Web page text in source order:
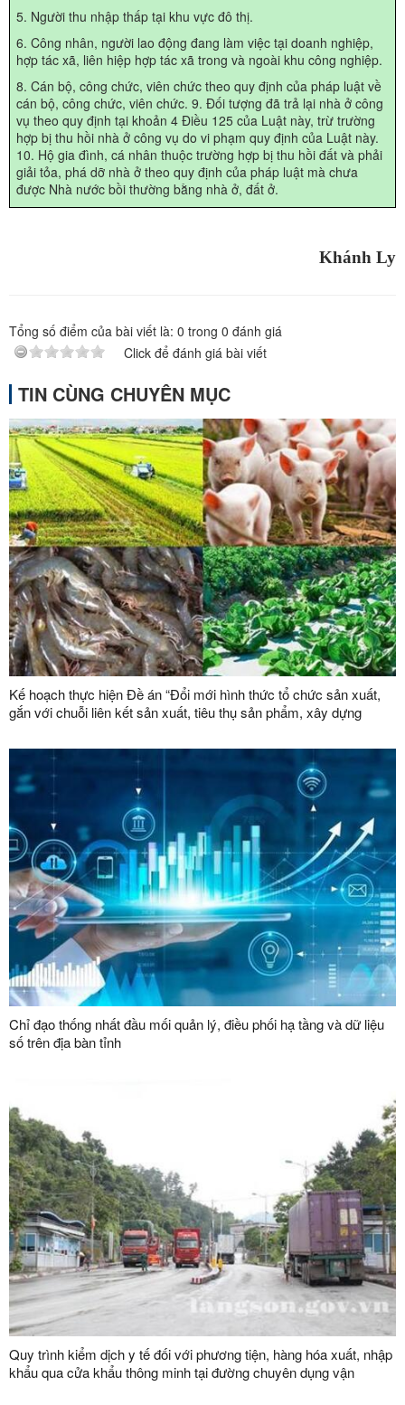
5. Người thu nhập thấp tại khu vực đô thị.
6. Công nhân, người lao động đang làm việc tại doanh nghiệp,
hợp tác xã, liên hiệp hợp tác xã trong và ngoài khu công nghiệp.
8. Cán bộ, công chức, viên chức theo quy định của pháp luật về
cán bộ, công chức, viên chức. 9. Đối tượng đã trả lại nhà ở công
vụ theo quy định tại khoản 4 Điều 125 của Luật này, trừ trường
hợp bị thu hồi nhà ở công vụ do vi phạm quy định của Luật này.
10. Hộ gia đình, cá nhân thuộc trường hợp bị thu hồi đất và phải
giải tỏa, phá dỡ nhà ở theo quy định của pháp luật mà chưa
được Nhà nước bồi thường bằng nhà ở, đất ở.
Khánh Ly
Tổng số điểm của bài viết là: 0 trong 0 đánh giá
Click để đánh giá bài viết
TIN CÙNG CHUYÊN MỤC
Kế hoạch thực hiện Đề án “Đổi mới hình thức tổ chức sản xuất,
gắn với chuỗi liên kết sản xuất, tiêu thụ sản phẩm, xây dựng
2030”
Chỉ đạo thống nhất đầu mối quản lý, điều phối hạ tầng và dữ liệu
số trên địa bàn tỉnh
Quy trình kiểm dịch y tế đối với phương tiện, hàng hóa xuất, nhập
khẩu qua cửa khẩu thông minh tại đường chuyên dụng vận